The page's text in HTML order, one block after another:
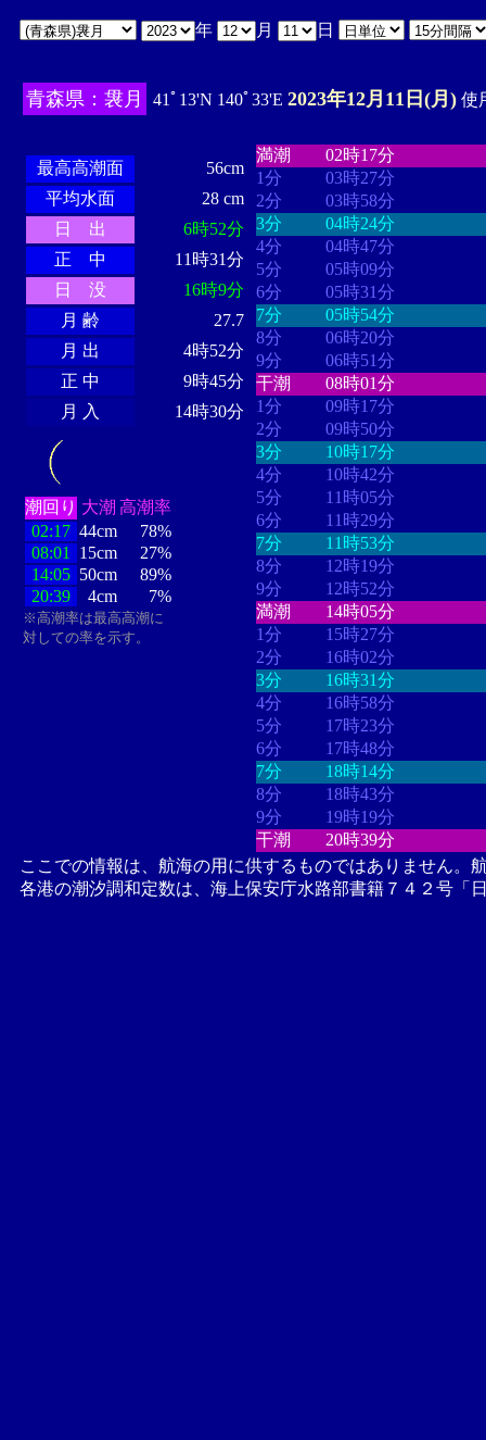
年 月 日
青森県：袰月 41ﾟ13'N 140ﾟ33'E 2023年12月11日(月) 使
最高高潮面
56cm
平均水面
28 cm
日 出
6時52分
正 中
11時31分
日 没
16時9分
月 齢
27.7
月 出
4時52分
正 中
9時45分
月 入
14時30分
潮回り 大潮 高潮率
02:17 44cm
78%
08:01
15cm
27%
14:05 50cm
89%
20:39
4cm 7%
※高潮率は最高高潮に
対しての率を示す。
満潮
02時17分
1分
03時27分
2分
03時58分
3分
04時24分
4分
04時47分
5分
05時09分
6分
05時31分
7分
05時54分
8分
06時20分
9分
06時51分
干潮
08時01分
1分
09時17分
2分
09時50分
3分
10時17分
4分
10時42分
5分
11時05分
6分
11時29分
7分
11時53分
8分
12時19分
9分
12時52分
満潮
14時05分
1分
15時27分
2分
16時02分
3分
16時31分
4分
16時58分
5分
17時23分
6分
17時48分
7分
18時14分
8分
18時43分
9分
19時19分
干潮
20時39分
ここでの情報は、航海の用に供するものではありません。
各港の潮汐調和定数は、海上保安庁水路部書籍７４２号「